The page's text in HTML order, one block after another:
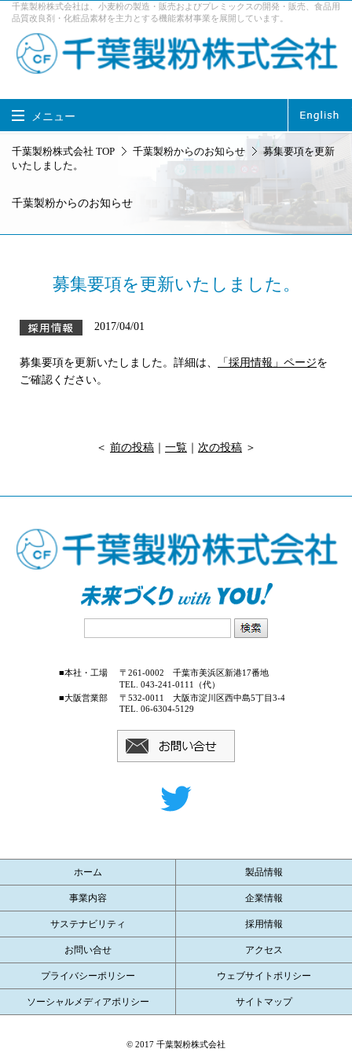
千葉製粉株式会社は、小麦粉の製造・販売およびプレミックスの開発・販売、食品用
品質改良剤・化粧品素材を主力とする機能素材事業を展開しています。
メニュー
千葉製粉株式会社 TOP
事業内容
企業情報 サステナビリティ
採用情報 お問い合せ
千葉製粉株式会社 TOP 千葉製粉からのお知らせ
募集要項を更新
いたしました。
千葉製粉からのお知らせ
募集要項を更新いたしました。
2017/04/01
募集要項を更新いたしました。詳細は、 「採用情報」ページを
ご確認ください。
＜ 前の投稿 一覧 次の投稿 ＞
■本社・工場
〒261-0002 千葉市美浜区新港17番地
TEL. 043-241-0111（代）
■大阪営業部
〒532-0011 大阪市淀川区西中島5丁目3-4
TEL. 06-6304-5129
ホーム 製品情報
事業内容 企業情報
サステナビリティ 採用情報
お問い合せ アクセス
プライバシーポリシー ウェブサイトポリシー
ソーシャルメディアポリシー サイトマップ
© 2017 千葉製粉株式会社